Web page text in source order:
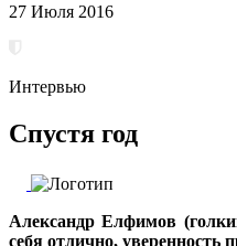
27 Июля 2016
Интервью
Спустя год
Александр Елфимов
себя отлично, уверенность